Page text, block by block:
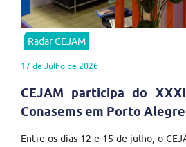
Radar CEJAM
17 de Julho de 2026
CEJAM participa do
Conasems em Porto Alegre
Entre os dias 12 e 15 de julho, o